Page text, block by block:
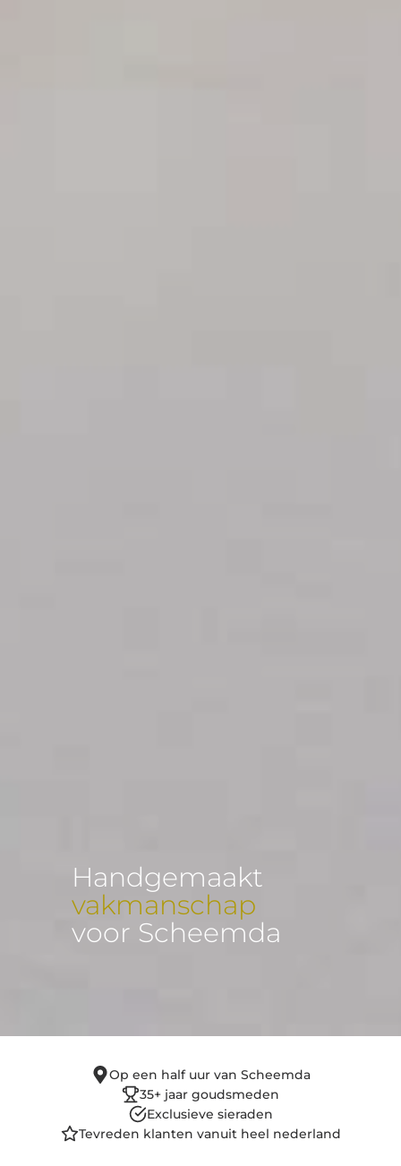
Handgemaakt
vakmanschap
voor Scheemda
Op een half uur van Scheemda
35+ jaar goudsmeden
Exclusieve sieraden
Tevreden klanten vanuit heel nederland